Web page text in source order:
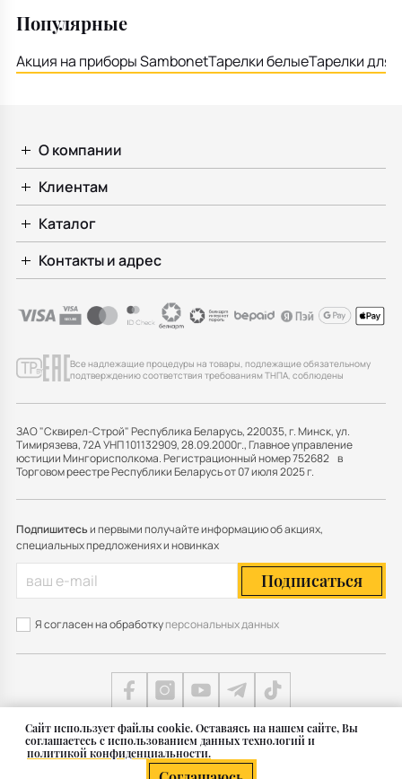
Популярные
Акция на приборы SambonetТарелки белыеТарелки для
Cайт использует файлы cookie. Оставаясь на нашем сайте, Вы
соглашаетесь с использованием данных технологий и
политикой конфиденциальности.
О компании
Клиентам
Каталог
Контакты и адрес
Все надлежащие процедуры на товары, подлежащие обязательному
подтверждению соответствия требованиям ТНПА, соблюдены
ЗАО "Сквирел-Строй" Республика Беларусь, 220035, г. Минск, ул.
Тимирязева, 72А УНП 101132909, 28.09.2000г., Главное управление
юстиции Мингорисполкома. Регистрационный номер 752682 в
Торговом реестре Республики Беларусь от 07 июля 2025 г.
Подпишитесьи первыми получайте информацию об акциях,
специальных предложениях и новинках
Подписаться
Я согласен на обработкуперсональных данных
© 2011 — 2026 Группа СКВИРЕЛ в Беларуси
Карта сайта